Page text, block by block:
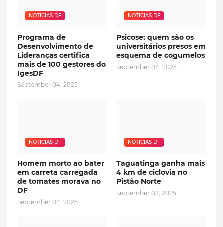
NOTICIAS DF
Programa de
Desenvolvimento de
Lideranças certifica
mais de 100 gestores do
IgesDF
September 04, 2025
NOTICIAS DF
Psicose: quem são os
universitários presos em
esquema de cogumelos
September 04, 2025
NOTICIAS DF
Homem morto ao bater
em carreta carregada
de tomates morava no
DF
September 04, 2025
NOTICIAS DF
Taguatinga ganha mais
4 km de ciclovia no
Pistão Norte
September 03, 2025